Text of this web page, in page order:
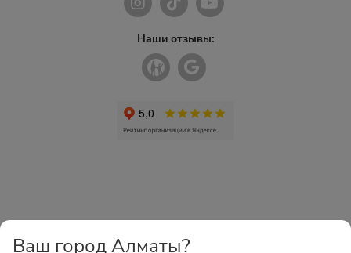
Наши отзывы:
Ваш город Алматы?